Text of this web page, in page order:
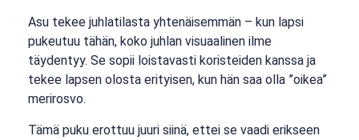
Asu tekee juhlatilasta yhtenäisemmän – kun lapsi
pukeutuu tähän, koko juhlan visuaalinen ilme
täydentyy. Se sopii loistavasti koristeiden kanssa ja
tekee lapsen olosta erityisen, kun hän saa olla ”oikea”
merirosvo.
Tämä puku erottuu juuri siinä, ettei se vaadi erikseen